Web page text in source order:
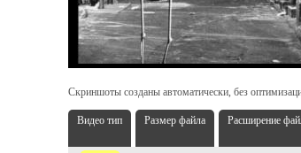
Скриншоты созданы автоматически, без
Видео тип Размер файла Расширение